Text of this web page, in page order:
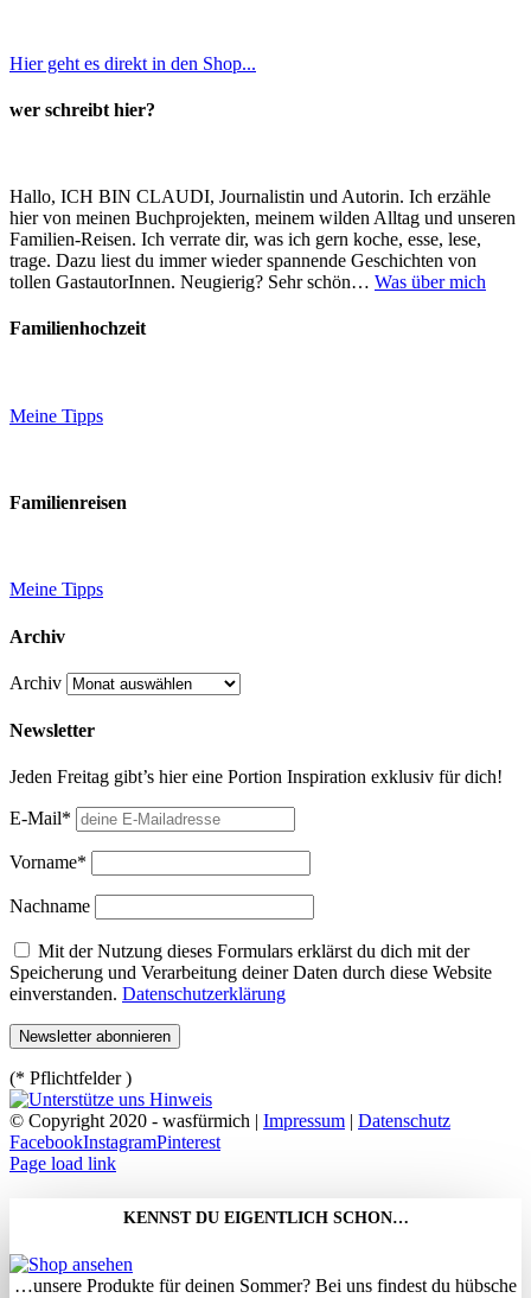
Hier geht es direkt in den Shop...
wer schreibt hier?
Hallo, ICH BIN CLAUDI, Journalistin und Autorin. Ich erzähle
hier von meinen Buchprojekten, meinem wilden Alltag und unseren
Familien-Reisen. Ich verrate dir, was ich gern koche, esse, lese,
trage. Dazu liest du immer wieder spannende Geschichten von
tollen GastautorInnen. Neugierig? Sehr schön… Was über mich
Familienhochzeit
Meine Tipps
Familienreisen
Meine Tipps
Archiv
Archiv
Newsletter
Jeden Freitag gibt’s hier eine Portion Inspiration exklusiv für dich!
E-Mail*
Vorname*
Nachname
Mit der Nutzung dieses Formulars erklärst du dich mit der
Speicherung und Verarbeitung deiner Daten durch diese Website
einverstanden. Datenschutzerklärung
(* Pflichtfelder )
© Copyright 2020 - wasfürmich | Impressum | Datenschutz
FacebookInstagramPinterest
Page load link
KENNST DU EIGENTLICH SCHON…
…unsere Produkte für deinen Sommer? Bei uns findest du hübsche